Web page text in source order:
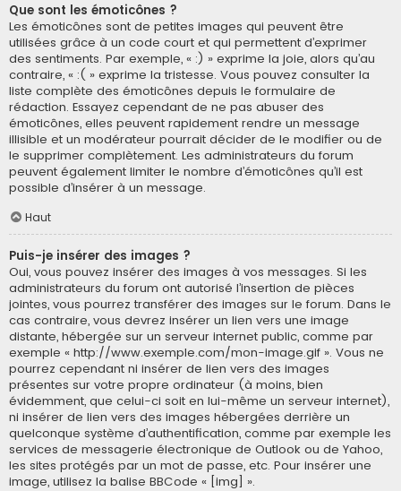
Que sont les émoticônes ?
Les émoticônes sont de petites images qui peuvent être
utilisées grâce à un code court et qui permettent d’exprimer
des sentiments. Par exemple, « :) » exprime la joie, alors qu’au
contraire, « :( » exprime la tristesse. Vous pouvez consulter la
liste complète des émoticônes depuis le formulaire de
rédaction. Essayez cependant de ne pas abuser des
émoticônes, elles peuvent rapidement rendre un message
illisible et un modérateur pourrait décider de le modifier ou de
le supprimer complètement. Les administrateurs du forum
peuvent également limiter le nombre d’émoticônes qu’il est
possible d’insérer à un message.
Haut
Puis-je insérer des images ?
Oui, vous pouvez insérer des images à vos messages. Si les
administrateurs du forum ont autorisé l’insertion de pièces
jointes, vous pourrez transférer des images sur le forum. Dans le
cas contraire, vous devrez insérer un lien vers une image
distante, hébergée sur un serveur internet public, comme par
exemple « http://www.exemple.com/mon-image.gif ». Vous ne
pourrez cependant ni insérer de lien vers des images
présentes sur votre propre ordinateur (à moins, bien
évidemment, que celui-ci soit en lui-même un serveur internet),
ni insérer de lien vers des images hébergées derrière un
quelconque système d’authentification, comme par exemple les
services de messagerie électronique de Outlook ou de Yahoo,
les sites protégés par un mot de passe, etc. Pour insérer une
image, utilisez la balise BBCode « [img] ».